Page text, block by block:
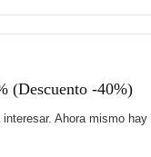
(Descuento -40%)
Ahora mismo